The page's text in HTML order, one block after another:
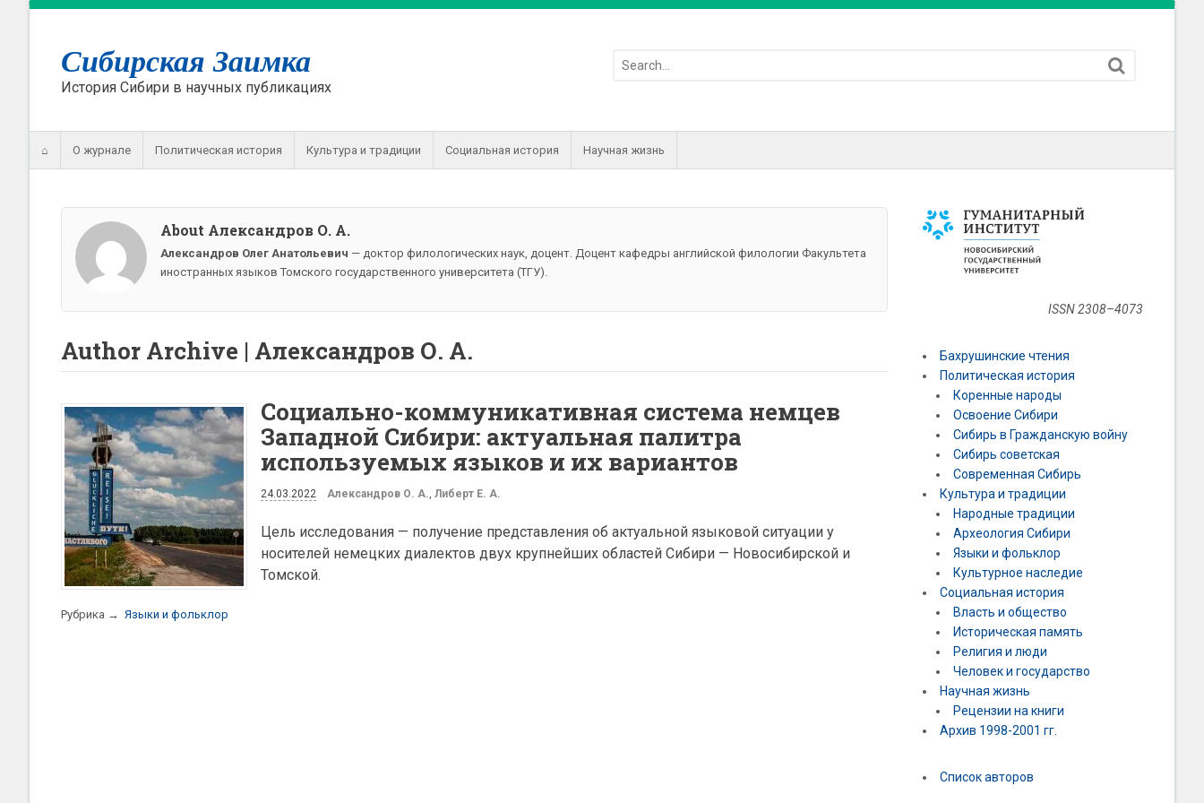
Сибирская Заимка
История Сибири в научных публикациях
⌂ О журнале Политическая история Культура и традиции Социальная история Научная жизнь
About Александров О. А.
Александров Олег Анатольевич — доктор филологических наук, доцент. Доцент кафедры английской филологии Факультета
иностранных языков Томского государственного университета (ТГУ).
Author Archive | Александров О. А.
Cоциально-коммуникативная система немцев
Западной Сибири: актуальная палитра
используемых языков и их вариантов
24.03.2022 Александров О. А., Либерт Е. А.
Цель исследования — получение представления об актуальной языковой ситуации у
носителей немецких диалектов двух крупнейших областей Сибири — Новосибирской и
Томской.
Рубрика → Языки и фольклор
ISSN 2308–4073
Бахрушинские чтения
Политическая история
Коренные народы
Освоение Сибири
Сибирь в Гражданскую войну
Сибирь советская
Современная Сибирь
Культура и традиции
Народные традиции
Археология Сибири
Языки и фольклор
Культурное наследие
Социальная история
Власть и общество
Историческая память
Религия и люди
Человек и государство
Научная жизнь
Рецензии на книги
Архив 1998-2001 гг.
Список авторов